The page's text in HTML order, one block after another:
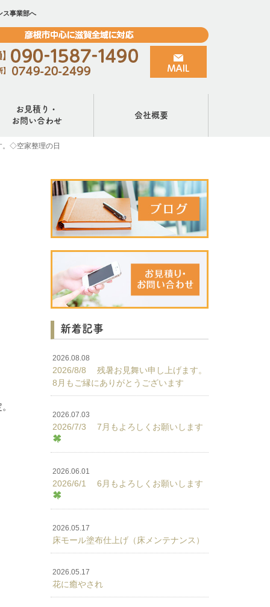
ス事業部へ
お見積り・
お問い合わせ
会社概要
◇空家整理の日
新着記事
2026.08.08
2026/8/8 残暑お見舞い申し上げます。
8月もご縁にありがとうございます
2026.07.03
2026/7/3 7月もよろしくお願いします
2026.06.01
2026/6/1 6月もよろしくお願いします
2026.05.17
床モール塗布仕上げ（床メンテナンス）
2026.05.17
花に癒やされ